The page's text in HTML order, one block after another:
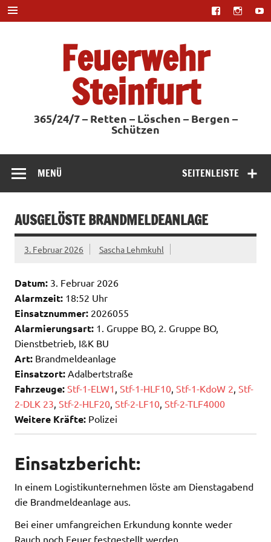
Zum
Inhalt
springen
Feuerwehr
Steinfurt
365/24/7 – Retten – Löschen – Bergen –
Schützen
SEITENLEISTE
MENÜ
AUSGELÖSTE BRANDMELDEANLAGE
3. Februar 2026 Sascha Lehmkuhl
Datum: 3. Februar 2026
Alarmzeit: 18:52 Uhr
Einsatznummer: 2026055
Alarmierungsart: 1. Gruppe BO, 2. Gruppe BO,
Dienstbetrieb, I&K BU
Art: Brandmeldeanlage
Einsatzort: Adalbertstraße
Fahrzeuge: Stf-1-ELW1 Stf-1-HLF10 Stf-1-KdoW 2 Stf-
2-DLK 23 Stf-2-HLF20 Stf-2-LF10 Stf-2-TLF4000
Weitere Kräfte: Polizei
Einsatzbericht:
In einem Logistikunternehmen löste am Dienstagabend
die Brandmeldeanlage aus.
Bei einer umfangreichen Erkundung konnte weder
Rauch noch Feuer festgestellt werden.